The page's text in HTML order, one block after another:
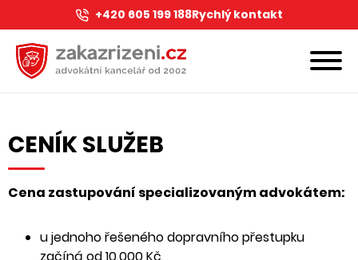
+420 605 199 188Rychlý kontakt
CENÍK SLUŽEB
Cena zastupování specializovaným advokátem:
u jednoho řešeného dopravního přestupku